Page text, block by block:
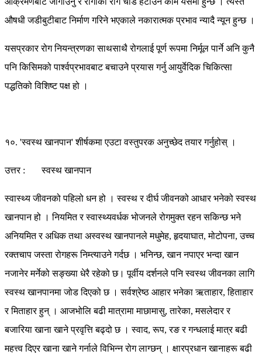
औषधी जडीबुटीबाट निर्माण गरिने भएकाले नकारात्मक प्रभाव न्यादै न्यून हुन्छ ।
यसप्रकार रोग नियन्त्रणका साथसाथै रोगलाई पूर्ण रूपमा निर्मूल पार्ने अनि कुनै
पनि किसिमको पार्श्वप्रभावबाट बचाउने प्रयास गर्नु आयुर्वेदिक चिकित्सा
पद्धतिको विशिष्ट पक्ष हो ।
१०. 'स्वस्थ खानपान' शीर्षकमा एउटा वस्तुपरक अनुच्छेद तयार गर्नुहोस् ।
उत्तर : स्वस्थ खानपान
स्वास्थ्य जीवनको पहिलो धन हो । स्वस्थ र दीर्घ जीवनको आधार भनेको स्वस्थ
खानपान हो । नियमित र स्वास्थ्यवर्धक भोजनले रोगमुक्त रहन सकिन्छ भने
अनियमित र अधिक तथा अस्वस्थ खानपानले मधुमेह, हृदयाघात, मोटोपना, उच्च
रक्तचाप जस्ता रोगहरू निम्त्याउने गर्दछ । भनिन्छ, खान नपाएर भन्दा खान
नजानेर मर्नेको सङ्ख्या धेरै रहेको छ। पूर्वीय दर्शनले पनि स्वस्थ जीवनका लागि
स्वस्थ खानपानमा जोड दिएको छ । सर्वश्रेष्ठ आहार भनेका ऋताहार, हिताहार
र मिताहार हुन् । आजभोलि बढी मात्रामा माछामासु, तारेका, मसलेदार र
बजारिया खाना खाने प्रवृत्ति बढ्दो छ । स्वाद, रूप, रङ र गन्धलाई मात्र बढी
महत्त्व दिएर खाना खाने गर्नाले विभिन्न रोग लाग्छन् । क्षारप्रधान खानाहरू बढी